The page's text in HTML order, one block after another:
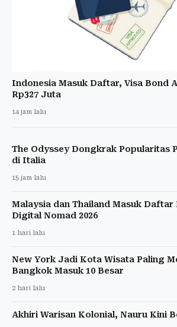
Indonesia Masuk Daftar, Visa Bond
Rp327 Juta
14 jam lalu
The Odyssey Dongkrak Popularitas
di Italia
15 jam lalu
Malaysia dan Thailand Masuk
Digital Nomad 2026
1 hari lalu
New York Jadi Kota Wisata Paling
Bangkok Masuk 10 Besar
2 hari lalu
Akhiri Warisan Kolonial, Nauru Kini